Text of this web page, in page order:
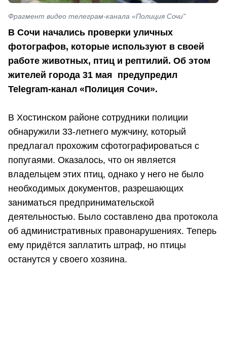
Фрагмент видео телеграм-канала «Полиция Сочи"
В Сочи начались проверки уличных
фотографов, которые используют в своей
работе животных, птиц и рептилий. Об этом
жителей города 31 мая предупредил
Telegram-канал «Полиция Сочи».
В Хостинском районе сотрудники полиции
обнаружили 33-летнего мужчину, который
предлагал прохожим сфотографироваться с
попугаями. Оказалось, что он является
владельцем этих птиц, однако у него не было
необходимых документов, разрешающих
заниматься предпринимательской
деятельностью. Было составлено два протокола
об административных правонарушениях. Теперь
ему придётся заплатить штраф, но птицы
останутся у своего хозяина.